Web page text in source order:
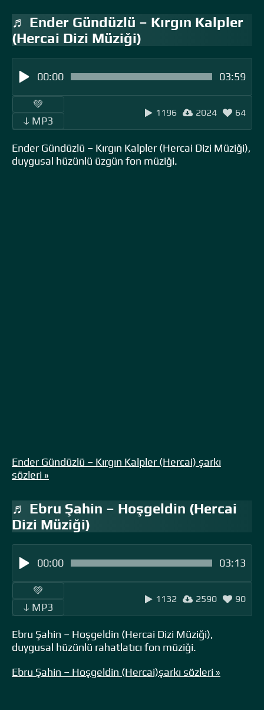
♬ Ender Gündüzlü – Kırgın Kalpler
(Hercai Dizi Müziği)
00:00 03:59
‎ ‎ ‎‎ ‎ ‎‎ ‎ ‎💚 ‎‎ ‎
‎‎‎ ‎ ‎ↆ MP3 ‎ ‎
1196 2024 64
Ender Gündüzlü – Kırgın Kalpler (Hercai Dizi Müziği),
duygusal hüzünlü üzgün fon müziği.
Ender Gündüzlü – Kırgın Kalpler (Hercai) şarkı
sözleri »
♬ Ebru Şahin – Hoşgeldin (Hercai
Dizi Müziği)
00:00 03:13
‎ ‎ ‎‎ ‎ ‎‎ ‎ ‎💚 ‎‎ ‎
‎‎‎ ‎ ‎ↆ MP3 ‎ ‎
1132 2590 90
Ebru Şahin – Hoşgeldin (Hercai Dizi Müziği),
duygusal hüzünlü rahatlatıcı fon müziği.
Ebru Şahin – Hoşgeldin (Hercai)şarkı sözleri »